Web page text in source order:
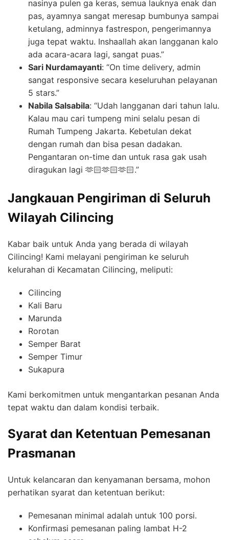
nasinya pulen ga keras, semua lauknya enak dan
pas, ayamnya sangat meresap bumbunya sampai
ketulang, adminnya fastrespon, pengerimannya
juga tepat waktu. Inshaallah akan langganan kalo
ada acara-acara lagi, sangat puas.”
Sari Nurdamayanti: “On time delivery, admin
sangat responsive secara keseluruhan pelayanan
5 stars.”
Nabila Salsabila: “Udah langganan dari tahun lalu.
Kalau mau cari tumpeng mini selalu pesan di
Rumah Tumpeng Jakarta. Kebetulan dekat
dengan rumah dan bisa pesan dadakan.
Pengantaran on-time dan untuk rasa gak usah
diragukan lagi 🫶🏻🫶🏻🫶🏻.”
Jangkauan Pengiriman di Seluruh
Wilayah Cilincing
Kabar baik untuk Anda yang berada di wilayah
Cilincing! Kami melayani pengiriman ke seluruh
kelurahan di Kecamatan Cilincing, meliputi:
Cilincing
Kali Baru
Marunda
Rorotan
Semper Barat
Semper Timur
Sukapura
Kami berkomitmen untuk mengantarkan pesanan Anda
tepat waktu dan dalam kondisi terbaik.
Syarat dan Ketentuan Pemesanan
Prasmanan
Untuk kelancaran dan kenyamanan bersama, mohon
perhatikan syarat dan ketentuan berikut:
Pemesanan minimal adalah untuk 100 porsi.
Konfirmasi pemesanan paling lambat H-2